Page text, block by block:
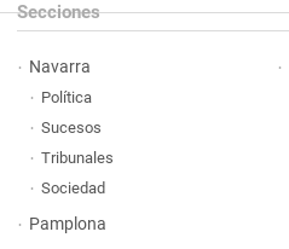
Secciones
Navarra
Política
Sucesos
Tribunales
Sociedad
Pamplona